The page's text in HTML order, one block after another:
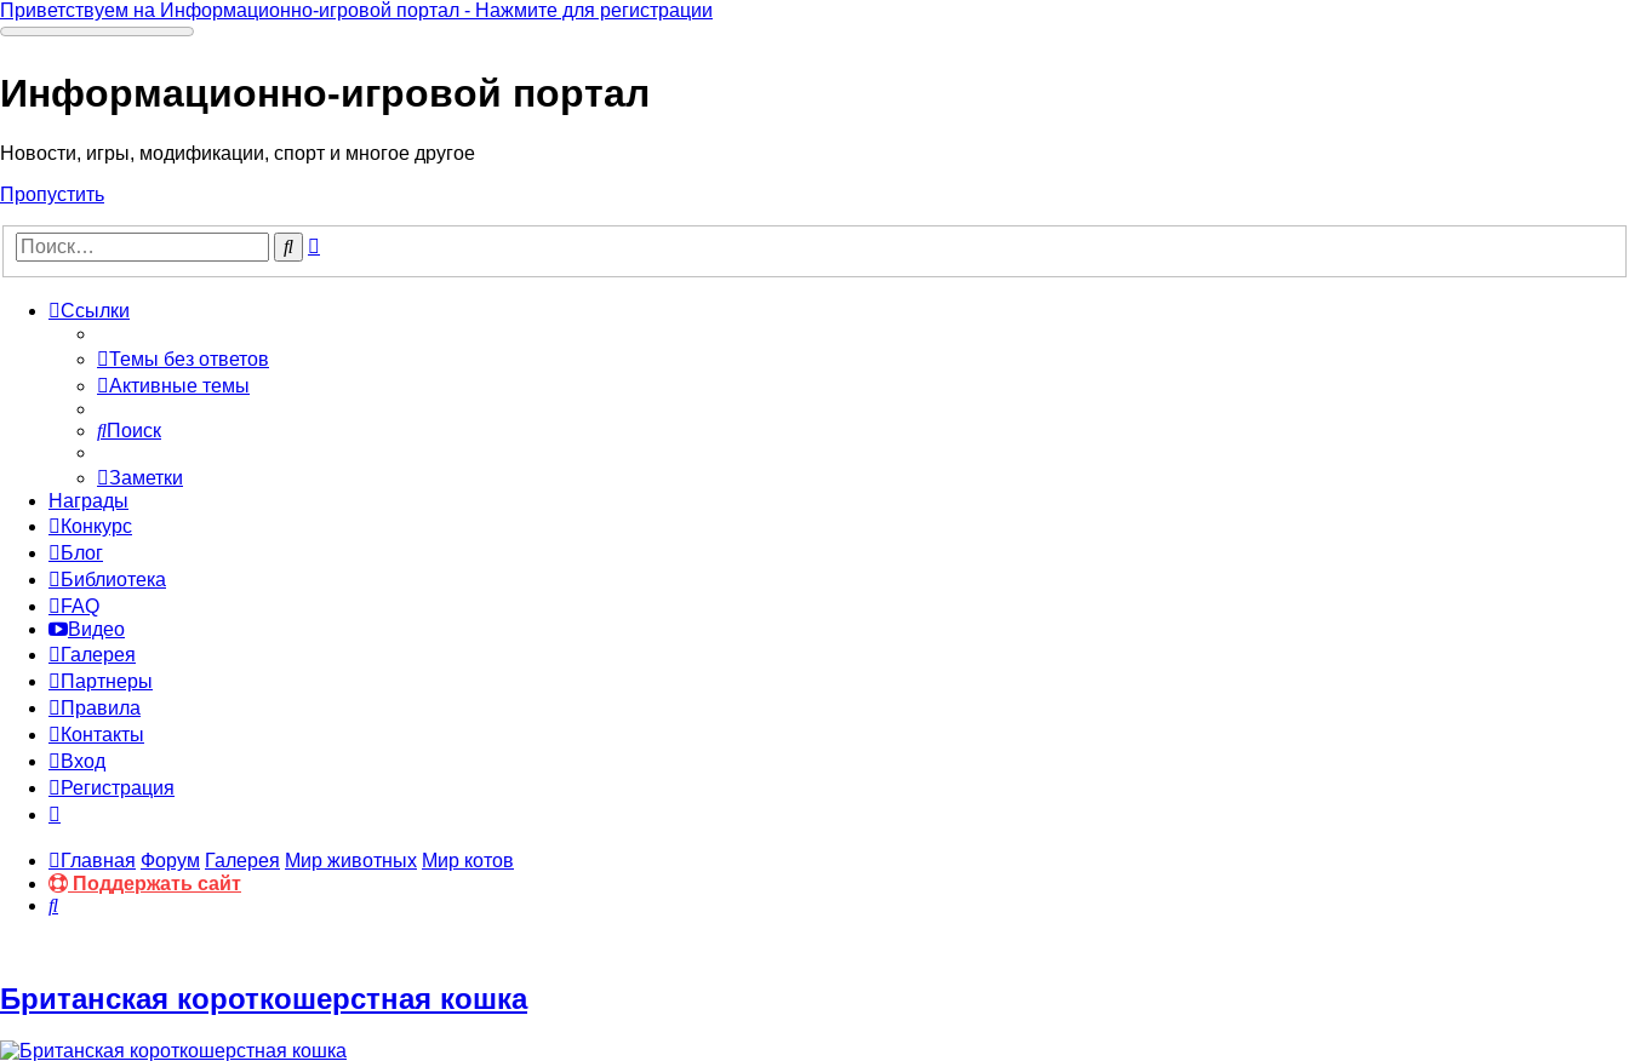
Приветствуем на Информационно-игровой портал - Нажмите для регистрации
Информационно-игровой портал
Новости, игры, модификации, спорт и многое другое
Пропустить
Поиск
Ссылки
Темы без ответов
Активные темы
Поиск
Заметки
Награды
Конкурс
Блог
Библиотека
FAQ
Видео
Галерея
Партнеры
Правила
Контакты
Вход
Регистрация
Главная Форум Галерея Мир животных Мир котов
Поддержать сайт
Поиск
Британская короткошерстная кошка